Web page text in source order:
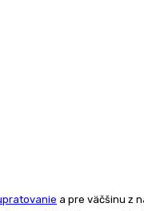
a pre väčšinu z